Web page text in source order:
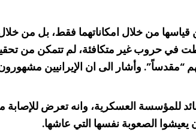
قياسها من خلال امكاناتهما فقط، بل
في حروب غير متكافئة، لم تتمكن من
“مقدساً”. وأشار الى ان الإيرانيين
أوضح انه خدم في الجيش لـ42 عاماً ولثماني سنوات كقائد للمؤسسة
الصعوبة نفسها التي عاشها.